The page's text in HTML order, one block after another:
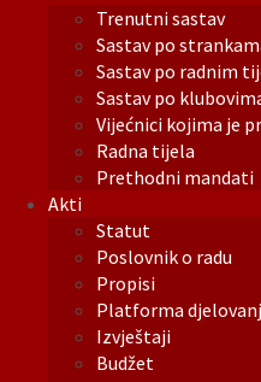
Trenutni sastav
Sastav po
Sastav po radnim
Sastav po
Vijećnici kojima je
Radna tijela
Prethodni mandati
Akti
Statut
Poslovnik o radu
Propisi
Platforma
Izvještaji
Budžet